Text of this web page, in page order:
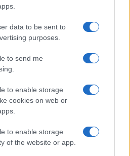
data to be sent to
purposes.
to send me
to enable storage
cookies on web or
to enable storage
of the website or app.